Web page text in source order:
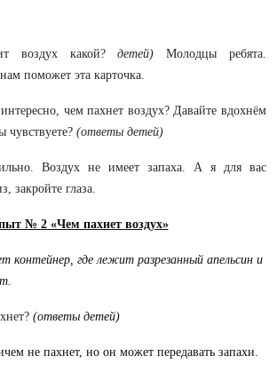
воздух какой?детей) Молодцы ребята.
поможет эта карточка.
чем пахнет воздух? Давайте вдохнём
чувствуете? (ответы детей)
Воздух не имеет запаха. А я для вас
закройте глаза.
№ 2 «Чем пахнет воздух»
контейнер, где лежит разрезанный апельсин и
(ответы детей)
не пахнет, но он может передавать запахи.